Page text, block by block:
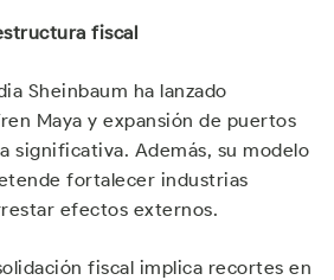
fiscal
Sheinbaum ha lanzado
Maya y expansión de puertos
significativa. Además, su modelo
fortalecer industrias
efectos externos.
fiscal implica recortes en